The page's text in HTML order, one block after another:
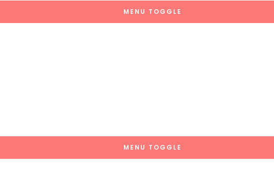
MENU TOGGLE
MENU TOGGLE